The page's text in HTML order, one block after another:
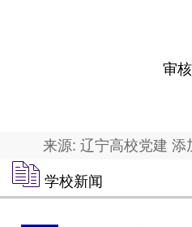
审
来源: 辽宁高校党建 添
学校新闻